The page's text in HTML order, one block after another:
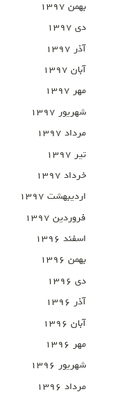
بهمن ۱۳۹۷
دی ۱۳۹۷
آذر ۱۳۹۷
آبان ۱۳۹۷
مهر ۱۳۹۷
شهریور ۱۳۹۷
مرداد ۱۳۹۷
تیر ۱۳۹۷
خرداد ۱۳۹۷
اردیبهشت ۱۳۹۷
فروردین ۱۳۹۷
اسفند ۱۳۹۶
بهمن ۱۳۹۶
دی ۱۳۹۶
آذر ۱۳۹۶
آبان ۱۳۹۶
مهر ۱۳۹۶
شهریور ۱۳۹۶
مرداد ۱۳۹۶